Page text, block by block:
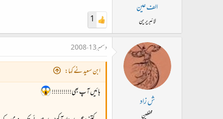
الف عین
لائبریرین 1
ش زاد
محفلین
دسمبر 13، 2008
ابن سعید نے کہا:
ہائیں آپ بھی!!!!!!!!!!